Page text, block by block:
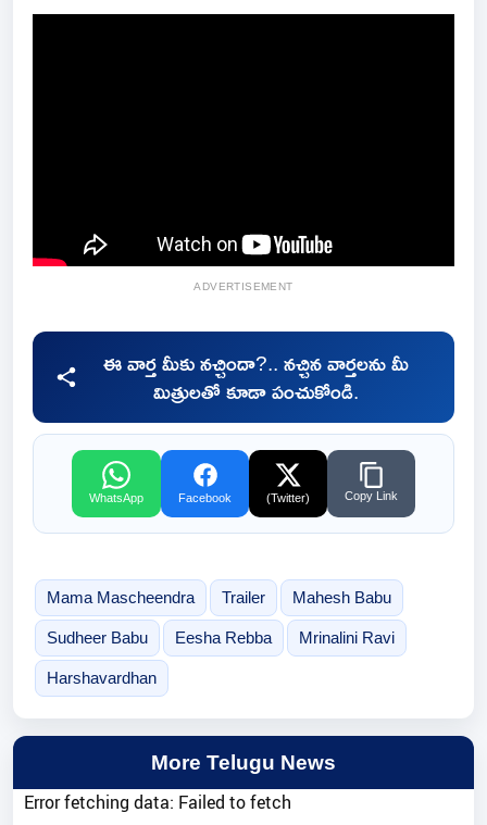
ADVERTISEMENT
ఈ వార్త మీకు నచ్చిందా?.. నచ్చిన వార్తలను మీ
మిత్రులతో కూడా పంచుకోండి.
WhatsApp Facebook (Twitter) Copy Link
Mama Mascheendra Trailer Mahesh Babu
Sudheer Babu Eesha Rebba Mrinalini Ravi
Harshavardhan
More Telugu News
Error fetching data: Failed to fetch